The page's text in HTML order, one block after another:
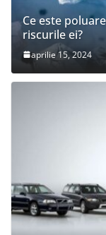
Ce este
riscurile ei?
aprilie 15, 2024